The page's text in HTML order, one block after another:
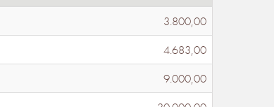
3.800,00
4.683,00
9.000,00